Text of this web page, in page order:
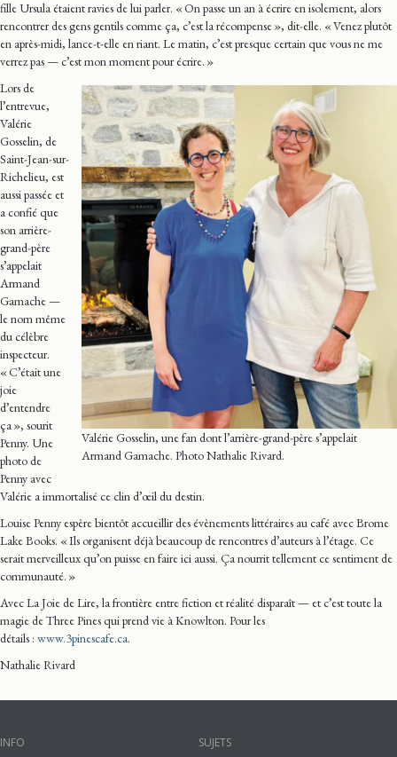
fille Ursula étaient ravies de lui parler. « On passe un an à écrire en isolement, alors
rencontrer des gens gentils comme ça, c’est la récompense », dit-elle. « Venez plutôt
en après-midi, lance-t-elle en riant. Le matin, c’est presque certain que vous ne me
verrez pas — c’est mon moment pour écrire. »
Valérie Gosselin, une fan dont l’arrière-grand-père s’appelait
Armand Gamache. Photo Nathalie Rivard.
Lors de
l’entrevue,
Valérie
Gosselin, de
Saint-Jean-sur-
Richelieu, est
aussi passée et
a confié que
son arrière-
grand-père
s’appelait
Armand
Gamache —
le nom même
du célèbre
inspecteur.
« C’était une
joie
d’entendre
ça », sourit
Penny. Une
photo de
Penny avec
Valérie a immortalisé ce clin d’œil du destin.
Louise Penny espère bientôt accueillir des évènements littéraires au café avec Brome
Lake Books. « Ils organisent déjà beaucoup de rencontres d’auteurs à l’étage. Ce
serait merveilleux qu’on puisse en faire ici aussi. Ça nourrit tellement ce sentiment de
communauté. »
Avec La Joie de Lire, la frontière entre fiction et réalité disparaît — et c’est toute la
magie de Three Pines qui prend vie à Knowlton. Pour les
détails : www.3pinescafe.ca.
Nathalie Rivard
INFO SUJETS